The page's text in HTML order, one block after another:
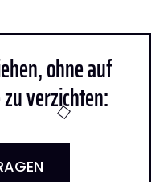
ohne auf
verzichten: